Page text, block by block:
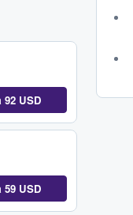
92 USD
59 USD